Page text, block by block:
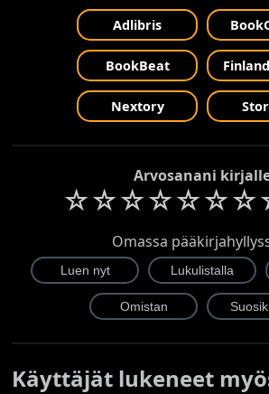
Adlibris
BookBeat
Nextory
Arvosanani
☆☆☆☆☆☆☆
Omassa
Käyttäjät lukeneet